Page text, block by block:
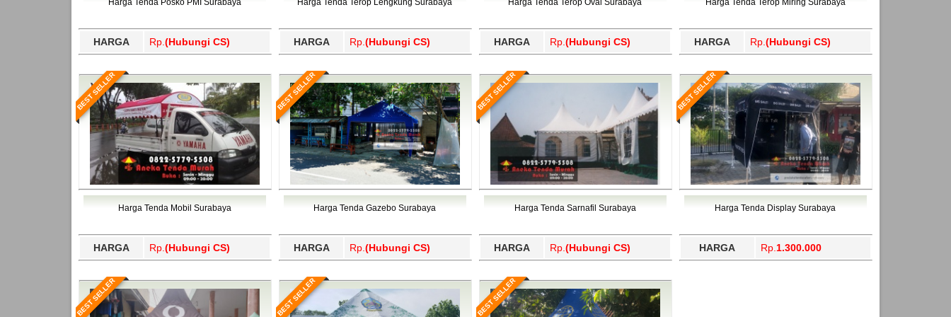
HARGA Rp. (Hubungi CS) HARGA Rp. (Hubungi CS) HARGA Rp. (Hubungi CS) HARGA Rp. (Hubungi CS)
BEST SELLER
Harga Tenda Mobil Surabaya
HARGA Rp. (Hubungi CS)
BEST SELLER
Harga Tenda Gazebo Surabaya
HARGA Rp. (Hubungi CS)
BEST SELLER
Harga Tenda Sarnafil Surabaya
HARGA Rp. (Hubungi CS)
BEST SELLER
Harga Tenda Display Surabaya
HARGA Rp. 1.300.000
BEST SELLER BEST SELLER BEST SELLER